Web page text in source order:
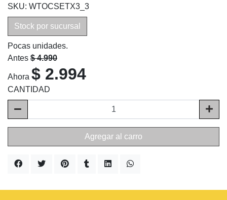
SKU: WTOCSETX3_3
Stock por sucursal
Pocas unidades.
Antes $ 4.990
Ahora $ 2.994
CANTIDAD
Agregar al carro